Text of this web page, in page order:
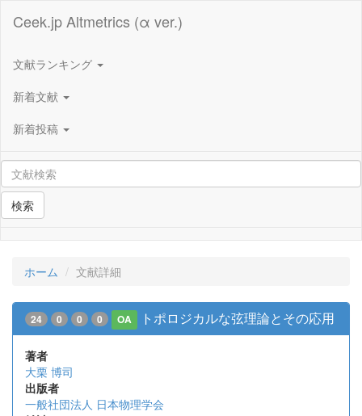
Ceek.jp Altmetrics (α ver.)
文献ランキング
新着文献
新着投稿
検索
ホーム 文献詳細
24 0 0 0 OA トポロジカルな弦理論とその応用
著者
大栗 博司
出版者
一般社団法人 日本物理学会